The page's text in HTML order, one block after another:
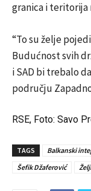
granica i teritorija
“To su želje
Budućnost svih
i SAD bi trebalo
području
RSE, Foto: Savo
TAGS Balkanski
Šefik Džaferović